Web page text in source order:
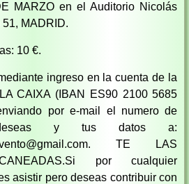
MARZO en el Auditorio Nicolás
MADRID.
10 €.
ingreso en la cuenta de la
CAIXA (IBAN ES90 2100 5685
por e-mail el numero de
y tus datos a:
TE LAS
por cualquier
asistir pero deseas contribuir con